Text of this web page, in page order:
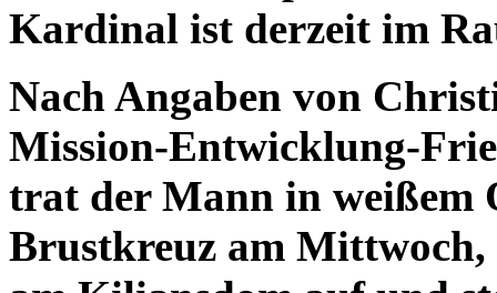
Kardinal ist derzeit im
Nach Angaben von
Mission-Entwicklung-
trat der Mann in weißem
Brustkreuz am